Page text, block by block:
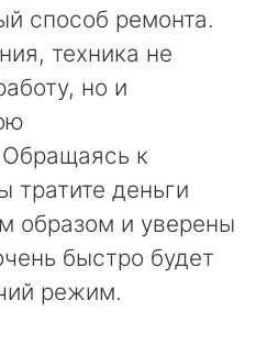
способ ремонта.
техника не
но и
к
тратите деньги
образом и уверены
быстро будет
режим.